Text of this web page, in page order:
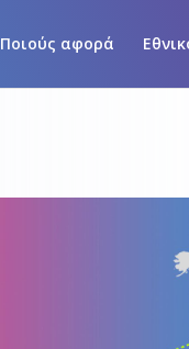
Ποιούς αφορά